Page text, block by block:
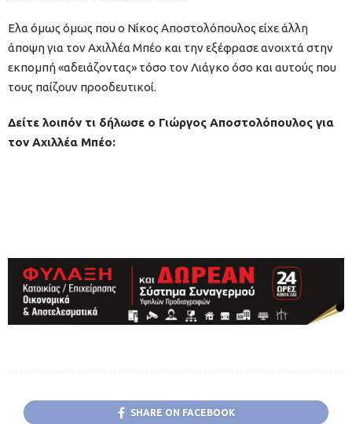
Ελα όμως όμως που ο Νίκος Αποστολόπουλος είχε άλλη
άποψη για τον Αχιλλέα Μπέο και την εξέφρασε ανοιχτά στην
εκπομπή «αδειάζοντας» τόσο τον Λιάγκο όσο και αυτούς που
τους παίζουν προοδευτικοί.
Δείτε λοιπόν τι δήλωσε ο Γιώργος Αποστολόπουλος για
τον Αχιλλέα Μπέο:
SHARE ON FACEBOOK